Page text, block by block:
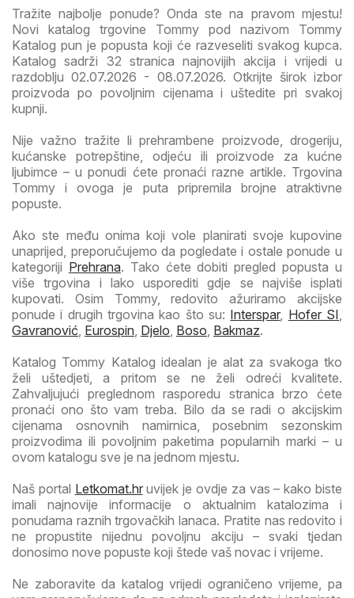
Tražite najbolje ponude? Onda ste na pravom mjestu!
Novi katalog trgovine Tommy pod nazivom Tommy
Katalog pun je popusta koji će razveseliti svakog kupca.
Katalog sadrži 32 stranica najnovijih akcija i vrijedi u
razdoblju 02.07.2026 - 08.07.2026. Otkrijte širok izbor
proizvoda po povoljnim cijenama i uštedite pri svakoj
kupnji.
Nije važno tražite li prehrambene proizvode, drogeriju,
kućanske potrepštine, odjeću ili proizvode za kućne
ljubimce – u ponudi ćete pronaći razne artikle. Trgovina
Tommy i ovoga je puta pripremila brojne atraktivne
popuste.
Ako ste među onima koji vole planirati svoje kupovine
unaprijed, preporučujemo da pogledate i ostale ponude u
kategoriji Prehrana. Tako ćete dobiti pregled popusta u
više trgovina i lako usporediti gdje se najviše isplati
kupovati. Osim Tommy, redovito ažuriramo akcijske
ponude i drugih trgovina kao što su: Interspar, Hofer SI,
Gavranović, Eurospin, Djelo, Boso, Bakmaz.
Katalog Tommy Katalog idealan je alat za svakoga tko
želi uštedjeti, a pritom se ne želi odreći kvalitete.
Zahvaljujući preglednom rasporedu stranica brzo ćete
pronaći ono što vam treba. Bilo da se radi o akcijskim
cijenama osnovnih namirnica, posebnim sezonskim
proizvodima ili povoljnim paketima popularnih marki – u
ovom katalogu sve je na jednom mjestu.
Naš portal Letkomat.hruvijek je ovdje za vas – kako biste
imali najnovije informacije o aktualnim katalozima i
ponudama raznih trgovačkih lanaca. Pratite nas redovito i
ne propustite nijednu povoljnu akciju – svaki tjedan
donosimo nove popuste koji štede vaš novac i vrijeme.
Ne zaboravite da katalog vrijedi ograničeno vrijeme, pa